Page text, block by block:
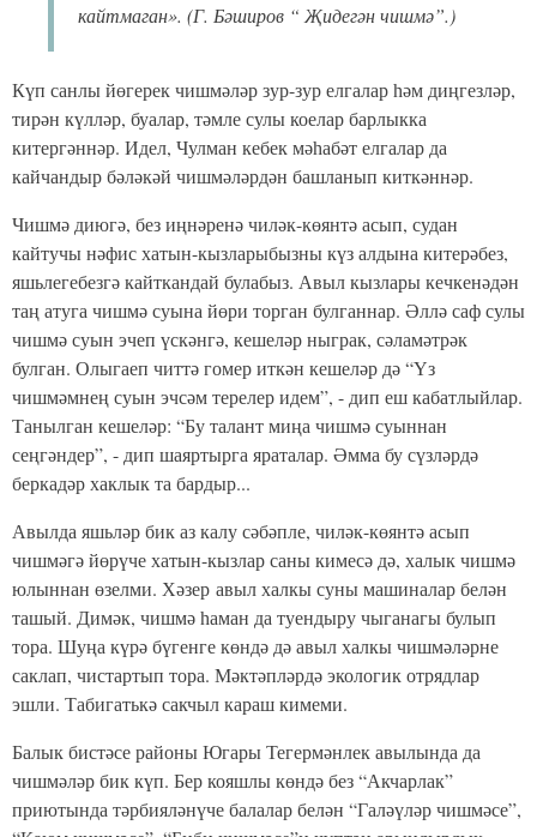
кайтмаган». (Г. Бәширов “ Җидегән чишмә”.)
Күп санлы йөгерек чишмәләр зур-зур елгалар һәм диңгезләр,
тирән күлләр, буалар, тәмле сулы коелар барлыкка
китергәннәр. Идел, Чулман кебек мәһабәт елгалар да
кайчандыр бәләкәй чишмәләрдән башланып киткәннәр.
Чишмә диюгә, без иңнәренә чиләк-көянтә асып, судан
кайтучы нәфис хатын-кызларыбызны күз алдына китерәбез,
яшьлегебезгә кайткандай булабыз. Авыл кызлары кечкенәдән
таң атуга чишмә суына йөри торган булганнар. Әллә саф сулы
чишмә суын эчеп үскәнгә, кешеләр ныграк, сәламәтрәк
булган. Олыгаеп читтә гомер иткән кешеләр дә “Үз
чишмәмнең суын эчсәм терелер идем”, - дип еш кабатлыйлар.
Танылган кешеләр: “Бу талант миңа чишмә суыннан
сеңгәндер”, - дип шаяртырга яраталар. Әмма бу сүзләрдә
беркадәр хаклык та бардыр...
Авылда яшьләр бик аз калу сәбәпле, чиләк-көянтә асып
чишмәгә йөрүче хатын-кызлар саны кимесә дә, халык чишмә
юлыннан өзелми. Хәзер авыл халкы суны машиналар белән
ташый. Димәк, чишмә һаман да туендыру чыганагы булып
тора. Шуңа күрә бүгенге көндә дә авыл халкы чишмәләрне
саклап, чистартып тора. Мәктәпләрдә экологик отрядлар
эшли. Табигатькә сакчыл караш кимеми.
Балык бистәсе районы Югары Тегермәнлек авылында да
чишмәләр бик күп. Бер кояшлы көндә без “Акчарлак”
приютында тәрбияләнүче балалар белән “Галәүләр чишмәсе”,